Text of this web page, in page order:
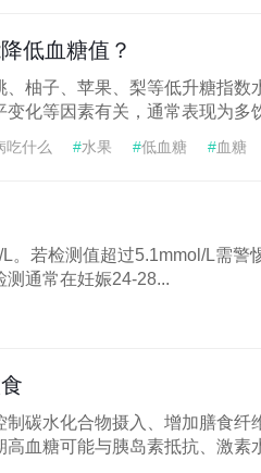
低血糖值？
柚子、苹果、梨等低升糖指数
化等因素有关，通常表现为多
吃什么 #水果 #低血糖 #血糖
。若检测值超过5.1mmol/L需警
通常在妊娠24-28...
碳水化合物摄入、增加膳食纤
血糖可能与胰岛素抵抗、激素